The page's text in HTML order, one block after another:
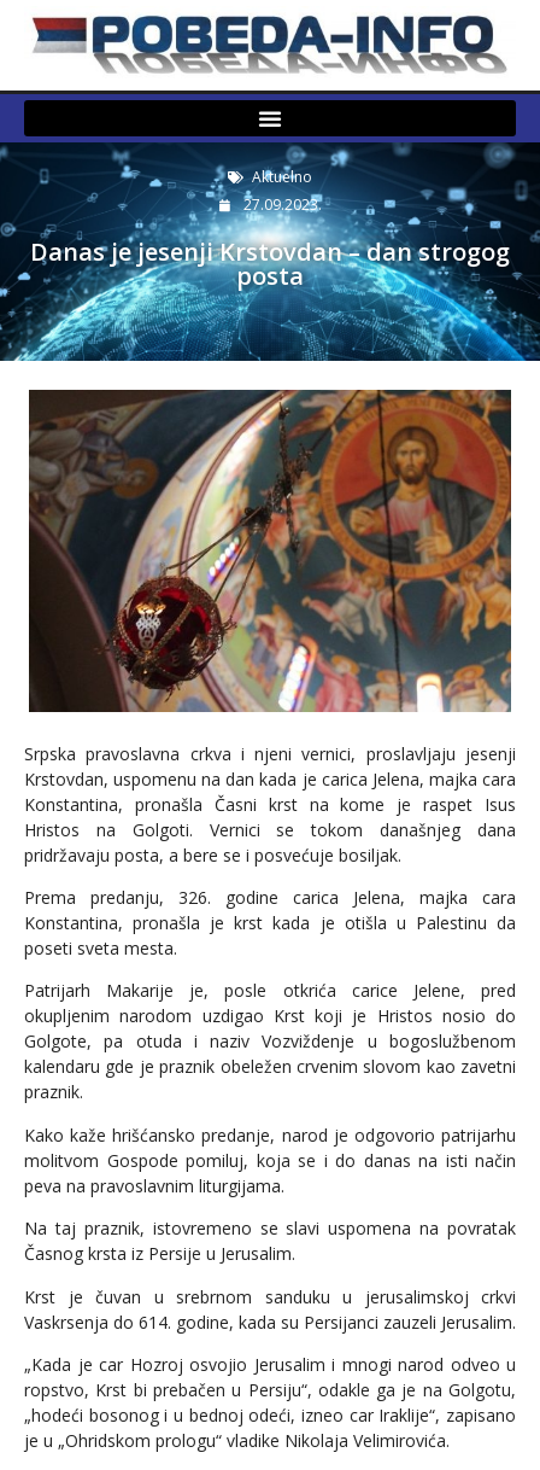
Aktuelno
27.09.2023.
Danas je jesenji Krstovdan – dan strogog
posta
Srpska pravoslavna crkva i njeni vernici, proslavljaju jesenji
Krstovdan, uspomenu na dan kada je carica Jelena, majka cara
Konstantina, pronašla Časni krst na kome je raspet Isus
Hristos na Golgoti. Vernici se tokom današnjeg dana
pridržavaju posta, a bere se i posvećuje bosiljak.
Prema predanju, 326. godine carica Jelena, majka cara
Konstantina, pronašla je krst kada je otišla u Palestinu da
poseti sveta mesta.
Patrijarh Makarije je, posle otkrića carice Jelene, pred
okupljenim narodom uzdigao Krst koji je Hristos nosio do
Golgote, pa otuda i naziv Vozviždenje u bogoslužbenom
kalendaru gde je praznik obeležen crvenim slovom kao zavetni
praznik.
Kako kaže hrišćansko predanje, narod je odgovorio patrijarhu
molitvom Gospode pomiluj, koja se i do danas na isti način
peva na pravoslavnim liturgijama.
Na taj praznik, istovremeno se slavi uspomena na povratak
Časnog krsta iz Persije u Jerusalim.
Krst je čuvan u srebrnom sanduku u jerusalimskoj crkvi
Vaskrsenja do 614. godine, kada su Persijanci zauzeli Jerusalim.
„Kada je car Hozroj osvojio Jerusalim i mnogi narod odveo u
ropstvo, Krst bi prebačen u Persiju“, odakle ga je na Golgotu,
„hodeći bosonog i u bednoj odeći, izneo car Iraklije“, zapisano
je u „Ohridskom prologu“ vladike Nikolaja Velimirovića.